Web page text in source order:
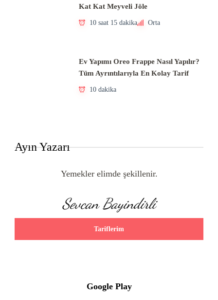
Kat Kat Meyveli Jöle
10 saat 15 dakika Orta
Ev Yapımı Oreo Frappe Nasıl Yapılır?
Tüm Ayrıntılarıyla En Kolay Tarif
10 dakika
Ayın Yazarı
Yemekler elimde şekillenir.
Sevcan Bayindirli
Tariflerim
Google Play